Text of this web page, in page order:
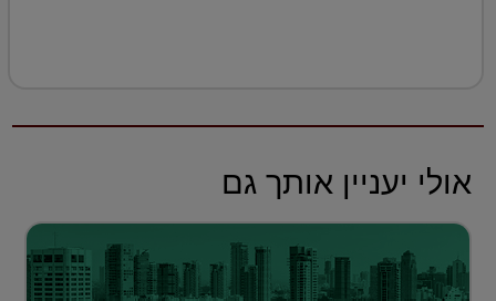
אולי יעניין אותך גם